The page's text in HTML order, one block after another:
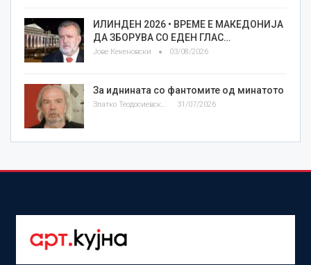
ИЛИНДЕН 2026 • ВРЕМЕ Е МАКЕДОНИЈА
ДА ЗБОРУВА СО ЕДЕН ГЛАС…
Јове Кекеновски 03/08/2026
За иднината со фантомите од минатото
Златко Теодосиевски 31/07/2026